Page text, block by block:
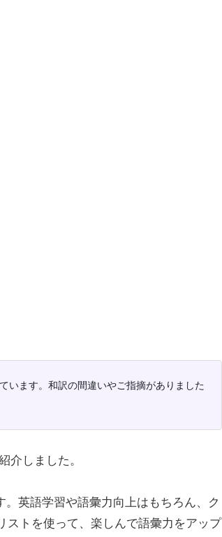
います。和訳の間違いやご指摘がありました
介しました。
。英語学習や語彙力向上はもちろん、ク
ストを使って、楽しんで語彙力をアップ